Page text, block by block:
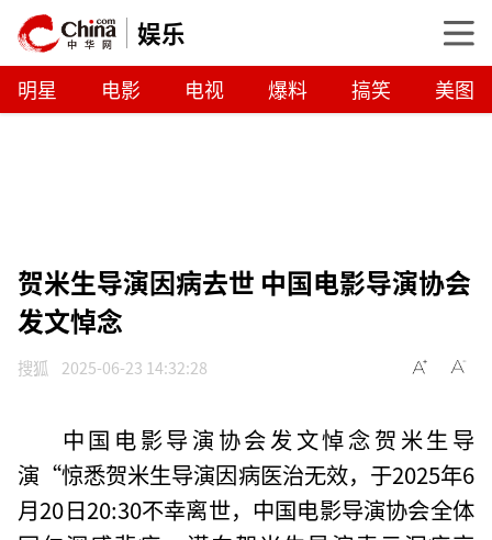
娱乐
明星 电影 电视 爆料 搞笑 美图
贺米生导演因病去世 中国电影导演协会
发文悼念
搜狐 2025-06-23 14:32:28
中国电影导演协会发文悼念贺米生导
演“惊悉贺米生导演因病医治无效，于2025年6
月20日20:30不幸离世，中国电影导演协会全体